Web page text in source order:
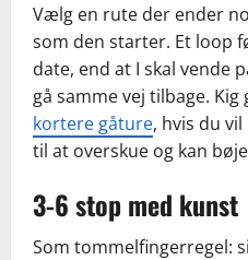
Vælg en rute der ender
som den starter. Et loop
date, end at I skal vende
gå samme vej tilbage.
kortere gåture, hvis du
til at overskue og kan
3-6 stop med kunst
Som tommelfingerregel: